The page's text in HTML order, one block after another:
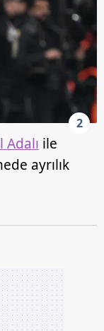
2
Adalı ile
ayrılık